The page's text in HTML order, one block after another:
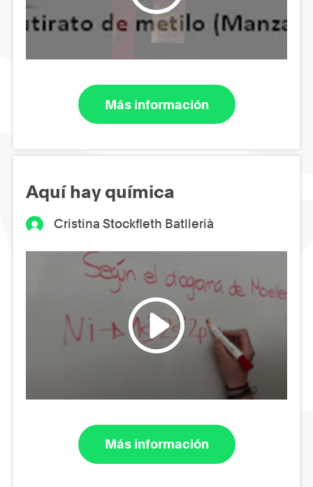
Más información
Aquí hay química
Cristina Stockfleth Batllerià
Más información